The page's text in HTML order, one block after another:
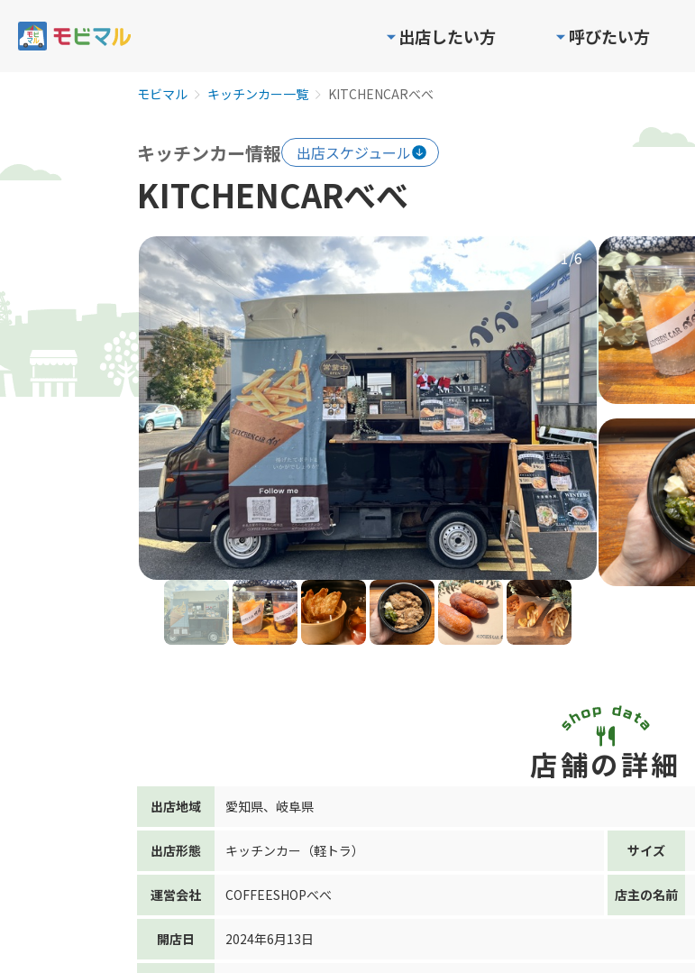
出店したい方 呼びたい方
モビマル キッチンカー一覧 KITCHENCARべべ
キッチンカー情報 出店スケジュール
KITCHENCARべべ
1/6
店舗の詳細
出店地域 愛知県、 岐阜県
出店形態 キッチンカー（軽トラ） サイズ
運営会社 COFFEESHOPべべ 店主の名前
開店日 2024年6月13日